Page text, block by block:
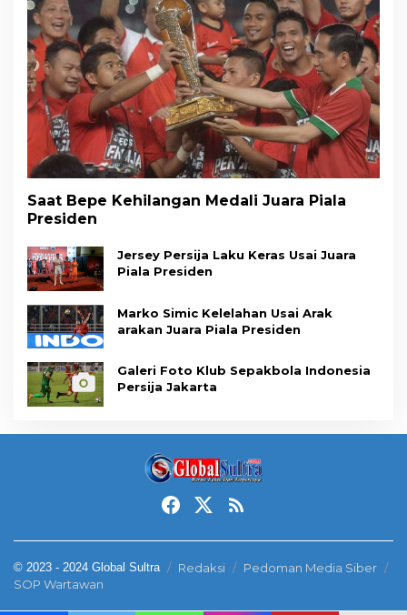
Saat Bepe Kehilangan Medali Juara Piala
Presiden
Jersey Persija Laku Keras Usai Juara
Piala Presiden
Marko Simic Kelelahan Usai Arak
arakan Juara Piala Presiden
Galeri Foto Klub Sepakbola Indonesia
Persija Jakarta
© 2023 - 2024 Global Sultra Redaksi
Pedoman Media Siber
SOP Wartawan